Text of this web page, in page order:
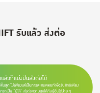
รับแล้ว ส่งต่อ